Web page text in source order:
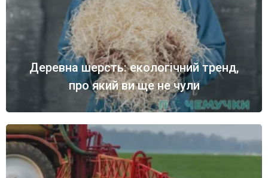
Деревна шерсть: екологічний тренд,
про який ви ще не чули